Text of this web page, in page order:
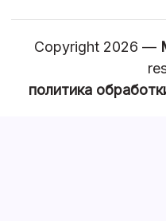
Copyright 2026 —
политика